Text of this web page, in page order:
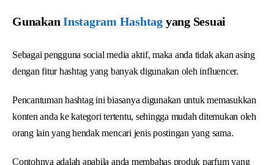
GunakanInstagram Hashtag yang Sesuai
Sebagai pengguna social media aktif, maka anda tidak akan asing
dengan fitur hashtag yang banyak digunakan oleh influencer.
Pencantuman hashtag ini biasanya digunakan untuk memasukkan
konten anda ke kategori tertentu, sehingga mudah ditemukan oleh
orang lain yang hendak mencari jenis postingan yang sama.
Contohnya adalah apabila anda membahas produk parfum yang